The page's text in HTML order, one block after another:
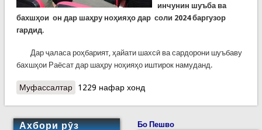
инчунин шуъба ва
бахшҳои он дар шаҳру ноҳияҳо дар соли 2024 баргузор
гардид.
Дар ҷаласа роҳбарият, ҳайати шахсӣ ва сардорони шуъбаву
бахшҳои Раёсат дар шаҳру ноҳияҳо иштирок намуданд.
Муфассалтаро Ҷаласаи ҷамъбастӣ дар Раёсати Суғд
1229 нафар хонд
Ахбори рӯз Бо Пешво